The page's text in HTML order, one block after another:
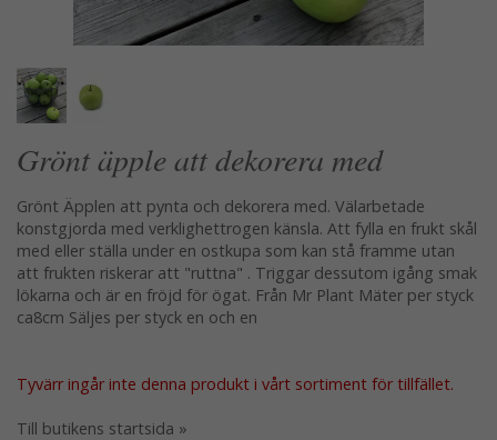
Grönt äpple att dekorera med
Grönt Äpplen att pynta och dekorera med. Välarbetade
konstgjorda med verklighettrogen känsla. Att fylla en frukt skål
med eller ställa under en ostkupa som kan stå framme utan
att frukten riskerar att "ruttna" . Triggar dessutom igång smak
lökarna och är en fröjd för ögat. Från Mr Plant Mäter per styck
ca8cm Säljes per styck en och en
Tyvärr ingår inte denna produkt i vårt sortiment för tillfället.
Till butikens startsida »